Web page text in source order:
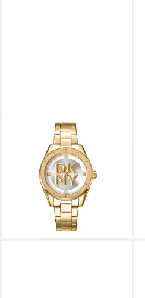
Quarzuhr Chambers Midi
DK1L016M0065,
Armbanduhr, Damenuhr,
Edelstahlarmband, analog
149,00 €
lieferbar - in 4-5 Werktagen bei dir